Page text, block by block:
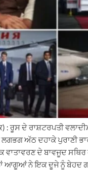
: ਰੂਸ ਦੇ ਰਾਸ਼ਟਰਪਤੀ
ਅੱਠ ਦਹਾਕੇ ਪੁਰਾਣੀ
ਵਾਤਾਵਰਣ ਦੇ ਬਾਵਜੂਦ
ਆਗੂਆਂ ਨੇ ਇਕ ਦੂਜੇ ਨੂੰ